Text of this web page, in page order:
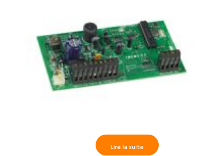
Lire la suite